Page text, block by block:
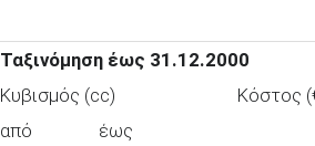
Ταξινόμηση έως 31.12.2000
Κυβισμός (cc)
Κόστος
από
έως